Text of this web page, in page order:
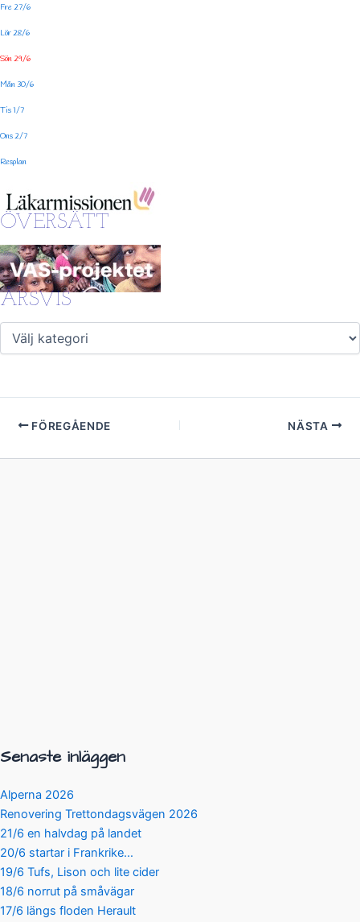
Fre 27/6
Lör 28/6
Sön 29/6
Mån 30/6
Tis 1/7
Ons 2/7
Resplan
ÖVERSÄTT
ÅRSVIS
FÖREGÅENDE NÄSTA
Senaste inläggen
Alperna 2026
Renovering Trettondagsvägen 2026
21/6 en halvdag på landet
20/6 startar i Frankrike…
19/6 Tufs, Lison och lite cider
18/6 norrut på småvägar
17/6 längs floden Herault